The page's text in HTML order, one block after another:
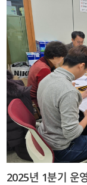
2025년 1분기 운